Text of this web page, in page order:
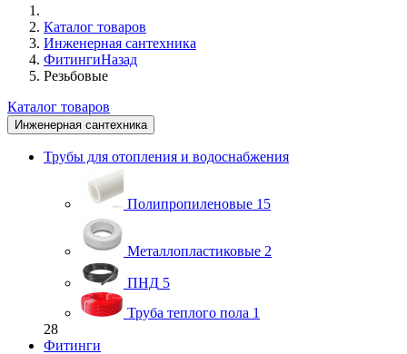
Каталог товаров
Инженерная сантехника
ФитингиНазад
Резьбовые
Каталог товаров
Инженерная сантехника
Трубы для отопления и водоснабжения
Полипропиленовые 15
Металлопластиковые 2
ПНД 5
Труба теплого пола 1
28
Фитинги